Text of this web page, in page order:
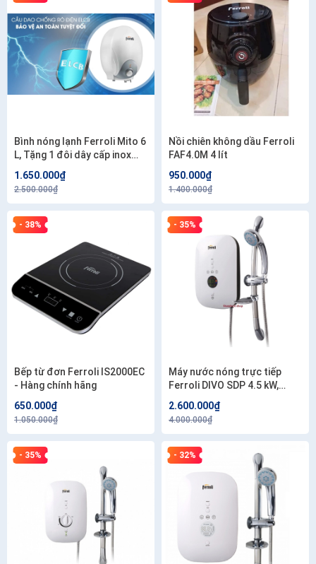
Bình nóng lạnh Ferroli Mito 6
L, Tặng 1 đôi dây cấp inox
1.650.000₫
2.500.000₫
Nồi chiên không dầu Ferroli
FAF4.0M 4 lít
950.000₫
1.400.000₫
- 38%
Bếp từ đơn Ferroli IS2000EC
- Hàng chính hãng
650.000₫
1.050.000₫
- 35%
Máy nước nóng trực tiếp
Ferroli DIVO SDP 4.5 kW,
Công lắp 200.000 .
2.600.000₫
4.000.000₫
- 35% - 32%